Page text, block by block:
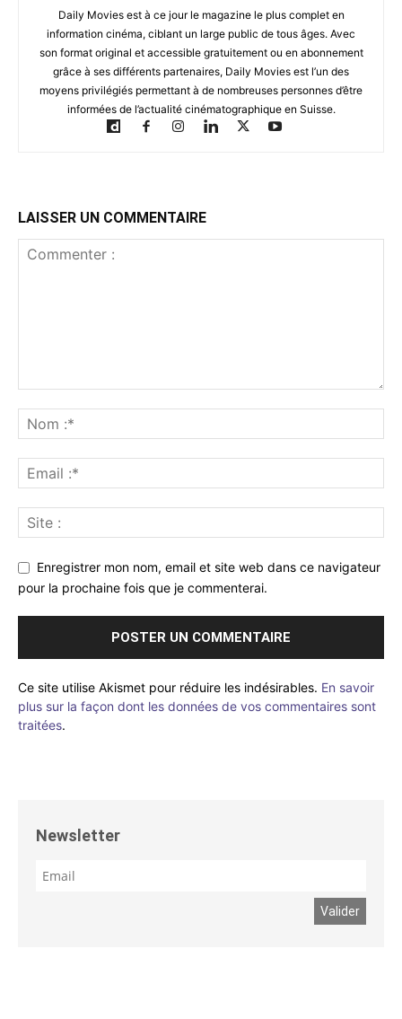
Daily Movies est à ce jour le magazine le plus complet en
information cinéma, ciblant un large public de tous âges. Avec
son format original et accessible gratuitement ou en abonnement
grâce à ses différents partenaires, Daily Movies est l’un des
moyens privilégiés permettant à de nombreuses personnes d’être
informées de l’actualité cinématographique en Suisse.
LAISSER UN COMMENTAIRE
Enregistrer mon nom, email et site web dans ce navigateur
pour la prochaine fois que je commenterai.
Ce site utilise Akismet pour réduire les indésirables. En savoir
plus sur la façon dont les données de vos commentaires sont
traitées.
Newsletter